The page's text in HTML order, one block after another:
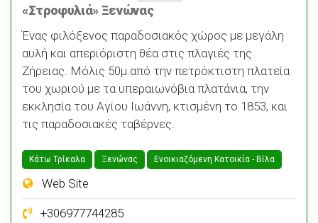
«Στροφυλιά» Ξενώνας
Ένας φιλόξενος παραδοσιακός χώρος με μεγάλη
αυλή και απεριόριστη θέα στις πλαγιές της
Ζήρειας. Μόλις 50μ.από την πετρόκτιστη πλατεία
του χωριού με τα υπεραιωνόβια πλατάνια, την
εκκλησία του Αγίου Ιωάννη, κτισμένη το 1853, και
τις παραδοσιακές ταβέρνες.
Κάτω Τρίκαλα Ξενώνας Ενοικιαζόμενη Κατοικία - Bίλα
Web Site
+306977744285